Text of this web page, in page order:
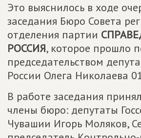
Это выяснилось в ходе
заседания Бюро Совета
отделения партии
РОССИЯ, которое прошло
председательством
России Олега Николаева
В работе заседания
члены бюро: депутаты
Чувашии Игорь Моляков,